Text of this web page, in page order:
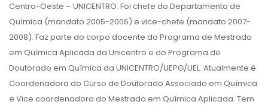
Centro-Oeste – UNICENTRO. Foi chefe do Departamento de
Química (mandato 2005-2006) e vice-chefe (mandato 2007-
2008). Faz parte do corpo docente do Programa de Mestrado
em Química Aplicada da Unicentro e do Programa de
Doutorado em Química da UNICENTRO/UEPG/UEL. Atualmente é
Coordenadora do Curso de Doutorado Associado em Química
e Vice coordenadora do Mestrado em Química Aplicada. Tem